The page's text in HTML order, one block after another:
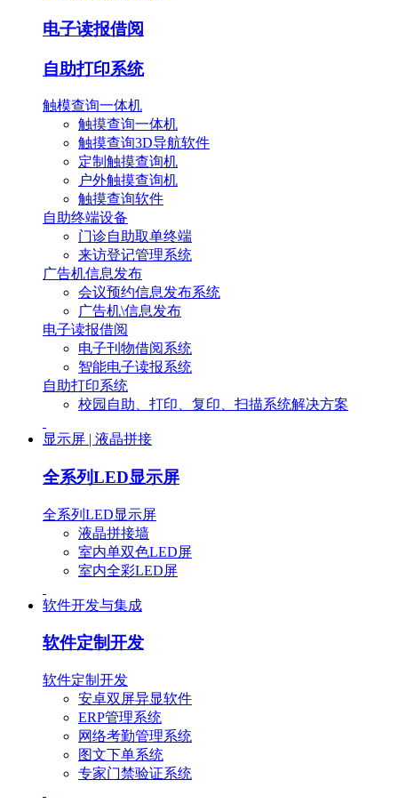
电子读报借阅
自助打印系统
触模查询一体机
触摸查询一体机
触摸查询3D导航软件
定制触摸查询机
户外触摸查询机
触摸查询软件
自助终端设备
门诊自助取单终端
来访登记管理系统
广告机信息发布
会议预约信息发布系统
广告机\信息发布
电子读报借阅
电子刊物借阅系统
智能电子读报系统
自助打印系统
校园自助、打印、复印、扫描系统解决方案
显示屏 | 液晶拼接
全系列LED显示屏
全系列LED显示屏
液晶拼接墙
室内单双色LED屏
室内全彩LED屏
软件开发与集成
软件定制开发
软件定制开发
安卓双屏异显软件
ERP管理系统
网络考勤管理系统
图文下单系统
专家门禁验证系统